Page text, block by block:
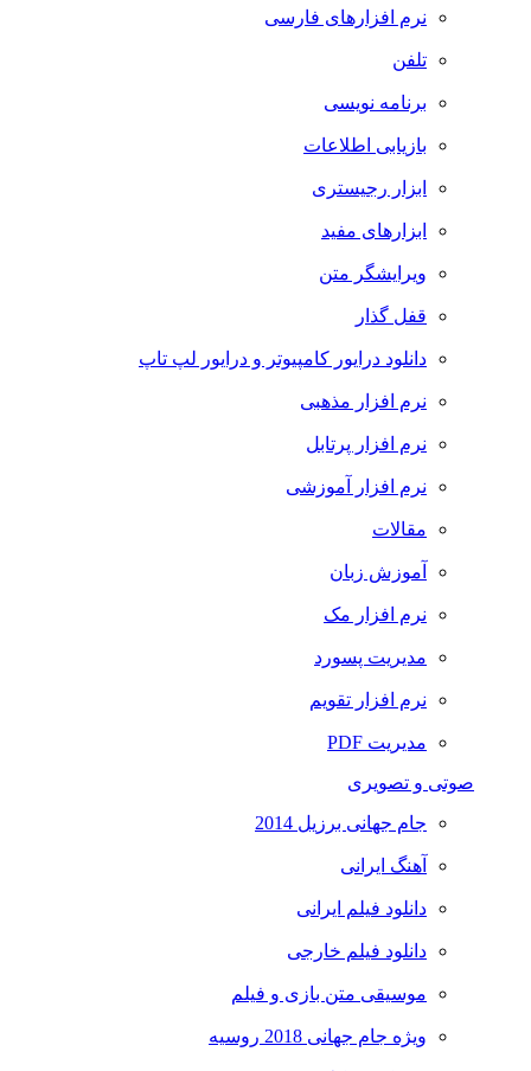
نرم افزارهای فارسی
تلفن
برنامه نویسی
بازیابی اطلاعات
ابزار رجیستری
ابزارهای مفید
ویرایشگر متن
قفل گذار
دانلود درایور کامپیوتر و درایور لپ تاپ
نرم افزار مذهبی
نرم افزار پرتابل
نرم افزار آموزشی
مقالات
آموزش زبان
نرم افزار مک
مدیریت پسورد
نرم افزار تقویم
مدیریت PDF
صوتی و تصویری
جام جهانی برزیل 2014
آهنگ ایرانی
دانلود فیلم ایرانی
دانلود فیلم خارجی
موسیقی متن بازی و فیلم
ویژه جام جهانی 2018 روسیه